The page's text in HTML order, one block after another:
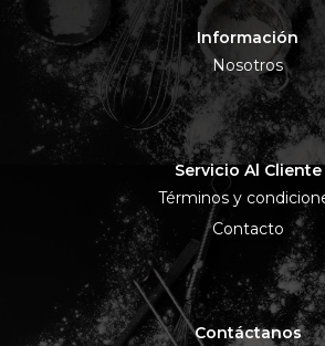
Información
Nosotros
Servicio Al Cliente
Términos y
Contacto
Contáctanos